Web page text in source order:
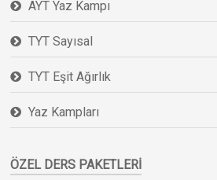
AYT Yaz Kampı
TYT Sayısal
TYT Eşit Ağırlık
Yaz Kampları
ÖZEL DERS PAKETLERI